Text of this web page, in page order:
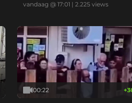
vandaag @ 17:01 |2.225 views
00:22 +